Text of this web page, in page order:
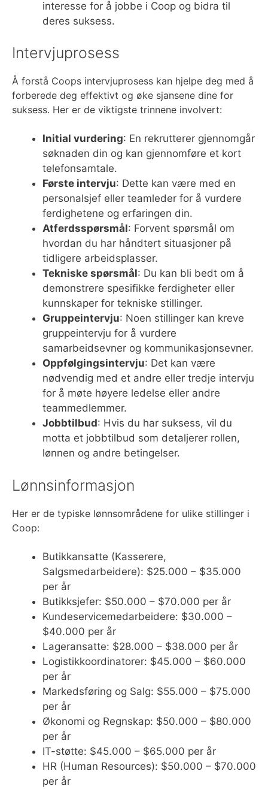
interesse for å jobbe i Coop og bidra til
deres suksess.
Intervjuprosess
Å forstå Coops intervjuprosess kan hjelpe deg med å
forberede deg effektivt og øke sjansene dine for
suksess. Her er de viktigste trinnene involvert:
Initial vurdering: En rekrutterer gjennomgår
søknaden din og kan gjennomføre et kort
telefonsamtale.
Første intervju: Dette kan være med en
personalsjef eller teamleder for å vurdere
ferdighetene og erfaringen din.
Atferdsspørsmål: Forvent spørsmål om
hvordan du har håndtert situasjoner på
tidligere arbeidsplasser.
Tekniske spørsmål: Du kan bli bedt om å
demonstrere spesifikke ferdigheter eller
kunnskaper for tekniske stillinger.
Gruppeintervju: Noen stillinger kan kreve
gruppeintervju for å vurdere
samarbeidsevner og kommunikasjonsevner.
Oppfølgingsintervju: Det kan være
nødvendig med et andre eller tredje intervju
for å møte høyere ledelse eller andre
teammedlemmer.
Jobbtilbud: Hvis du har suksess, vil du
motta et jobbtilbud som detaljerer rollen,
lønnen og andre betingelser.
Lønnsinformasjon
Her er de typiske lønnsområdene for ulike stillinger i
Coop:
Butikkansatte (Kasserere,
Salgsmedarbeidere): $25.000 – $35.000
per år
Butikksjefer: $50.000 – $70.000 per år
Kundeservicemedarbeidere: $30.000 –
$40.000 per år
Lageransatte: $28.000 – $38.000 per år
Logistikkoordinatorer: $45.000 – $60.000
per år
Markedsføring og Salg: $55.000 – $75.000
per år
Økonomi og Regnskap: $50.000 – $80.000
per år
IT-støtte: $45.000 – $65.000 per år
HR (Human Resources): $50.000 – $70.000
per år